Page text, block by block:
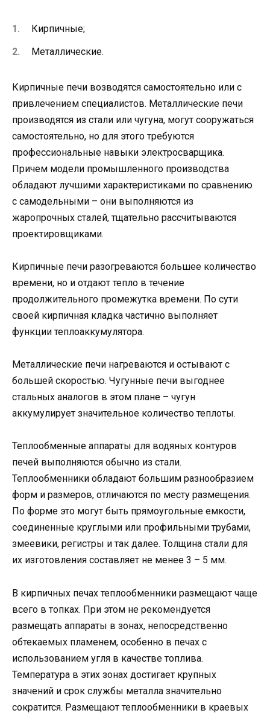
Кирпичные;
Металлические.
Кирпичные печи возводятся самостоятельно или с
привлечением специалистов. Металлические печи
производятся из стали или чугуна, могут сооружаться
самостоятельно, но для этого требуются
профессиональные навыки электросварщика.
Причем модели промышленного производства
обладают лучшими характеристиками по сравнению
с самодельными – они выполняются из
жаропрочных сталей, тщательно рассчитываются
проектировщиками.
Кирпичные печи разогреваются большее количество
времени, но и отдают тепло в течение
продолжительного промежутка времени. По сути
своей кирпичная кладка частично выполняет
функции теплоаккумулятора.
Металлические печи нагреваются и остывают с
большей скоростью. Чугунные печи выгоднее
стальных аналогов в этом плане – чугун
аккумулирует значительное количество теплоты.
Теплообменные аппараты для водяных контуров
печей выполняются обычно из стали.
Теплообменники обладают большим разнообразием
форм и размеров, отличаются по месту размещения.
По форме это могут быть прямоугольные емкости,
соединенные круглыми или профильными трубами,
змеевики, регистры и так далее. Толщина стали для
их изготовления составляет не менее 3 – 5 мм.
В кирпичных печах теплообменники размещают чаще
всего в топках. При этом не рекомендуется
размещать аппараты в зонах, непосредственно
обтекаемых пламенем, особенно в печах с
использованием угля в качестве топлива.
Температура в этих зонах достигает крупных
значений и срок службы металла значительно
сократится. Размещают теплообменники в краевых